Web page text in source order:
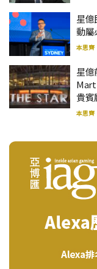
星億
動屬
本思齊
星
貴賓
本思齊